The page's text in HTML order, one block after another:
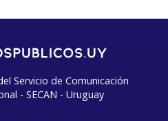
Servicio de Comunicación
- SECAN - Uruguay